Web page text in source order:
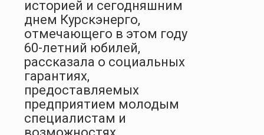
историей и сегодняшним
днем Курскэнерго,
отмечающего в этом году
60-летний юбилей,
рассказала о социальных
гарантиях,
предоставляемых
предприятием молодым
специалистам и